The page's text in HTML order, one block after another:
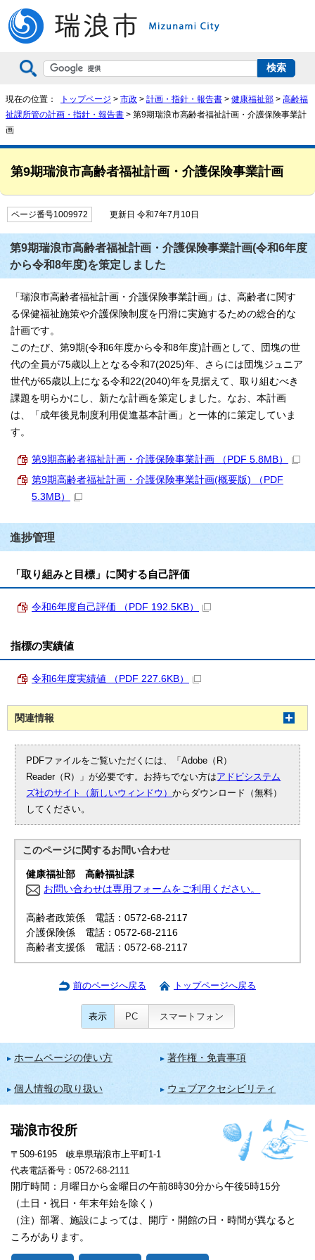
現在の位置： トップページ > 市政 > 計画・指針・報告書 > 健康福祉部 > 高齢福
祉課所管の計画・指針・報告書 > 第9期瑞浪市高齢者福祉計画・介護保険事業計
画
第9期瑞浪市高齢者福祉計画・介護保険事業計画
ページ番号1009972 更新日 令和7年7月10日
第9期瑞浪市高齢者福祉計画・介護保険事業計画(令和6年度
から令和8年度)を策定しました
「瑞浪市高齢者福祉計画・介護保険事業計画」は、高齢者に関す
る保健福祉施策や介護保険制度を円滑に実施するための総合的な
計画です。
このたび、第9期(令和6年度から令和8年度)計画として、団塊の世
代の全員が75歳以上となる令和7(2025)年、さらには団塊ジュニア
世代が65歳以上になる令和22(2040)年を見据えて、取り組むべき
課題を明らかにし、新たな計画を策定しました。なお、本計画
は、「成年後見制度利用促進基本計画」と一体的に策定していま
す。
第9期高齢者福祉計画・介護保険事業計画 （PDF 5.8MB）
第9期高齢者福祉計画・介護保険事業計画(概要版) （PDF
5.3MB）
進捗管理
「取り組みと目標」に関する自己評価
令和6年度自己評価 （PDF 192.5KB）
指標の実績値
令和6年度実績値 （PDF 227.6KB）
関連情報
PDFファイルをご覧いただくには、「Adobe（R）
Reader（R）」が必要です。お持ちでない方はアドビシステム
ズ社のサイト（新しいウィンドウ）からダウンロード（無料）
してください。
このページに関するお問い合わせ
健康福祉部 高齢福祉課
お問い合わせは専用フォームをご利用ください。
高齢者政策係 電話：0572-68-2117
介護保険係 電話：0572-68-2116
高齢者支援係 電話：0572-68-2117
前のページへ戻る トップページへ戻る
表示 PC スマートフォン
ホームページの使い方 著作権・免責事項
個人情報の取り扱い ウェブアクセシビリティ
瑞浪市役所
〒509-6195 岐阜県瑞浪市上平町1-1
代表電話番号：0572-68-2111
開庁時間：月曜日から金曜日の午前8時30分から午後5時15分
（土日・祝日・年末年始を除く）
（注）部署、施設によっては、開庁・開館の日・時間が異なると
ころがあります。